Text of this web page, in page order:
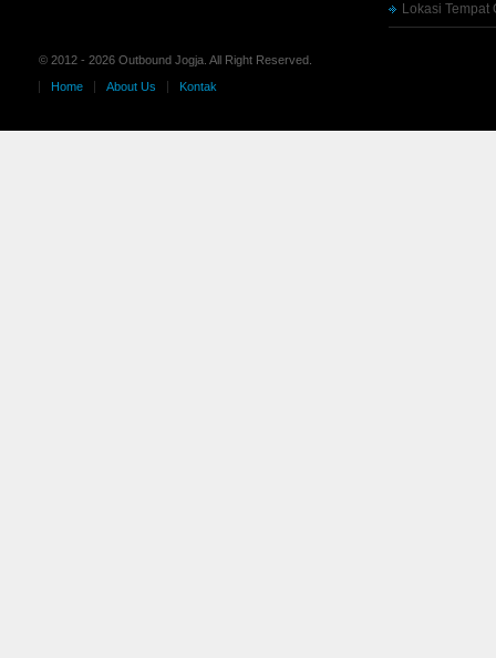
Lokasi
© 2012 - 2026 Outbound Jogja. All Right Reserved.
Home
About Us Kontak